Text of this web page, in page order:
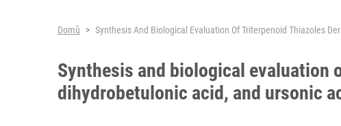
Drobečková navigace
Domů Synthesis And Biological Evaluation Of Triterpenoid Thiazoles
Synthesis and biological
dihydrobetulonic acid, and ursonic